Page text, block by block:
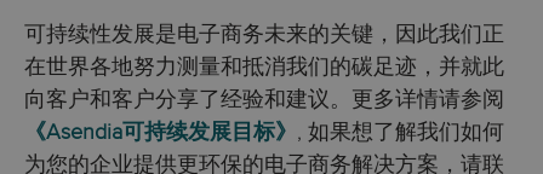
可持续性发展是电子商务未来的关键，因此我们正
在世界各地努力测量和抵消我们的碳足迹，并就此
向客户和客户分享了经验和建议。更多详情请参阅
《Asendia可持续发展目标》 , 如果想了解我们如何
为您的企业提供更环保的电子商务解决方案，请联